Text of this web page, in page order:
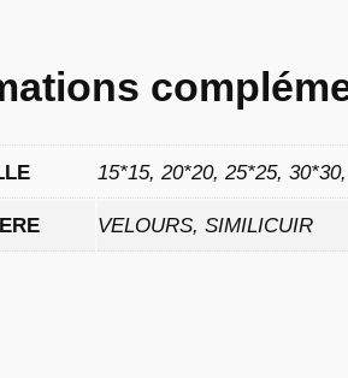
15*15, 20*20, 25*25,
VELOURS, SIMILICUIR